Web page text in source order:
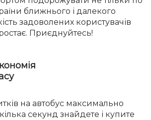
ближнього і далекого
задоволених користувачів
Приєднуйтесь!
на автобус максимально
секунд знайдете і купите